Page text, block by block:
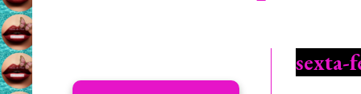
sexta-